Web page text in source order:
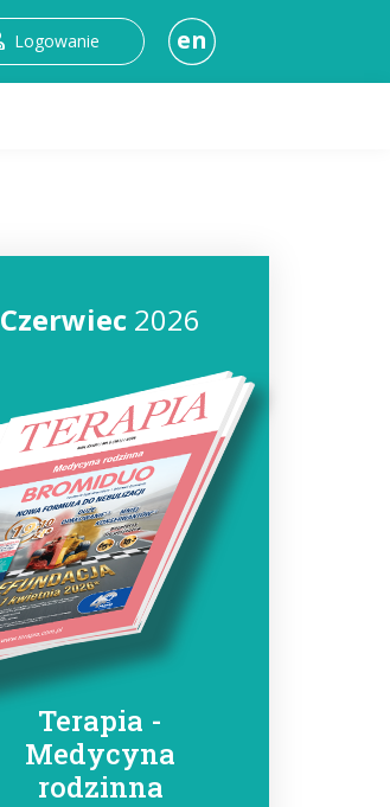
Logowanie en
Czerwiec 2026
Terapia -
Medycyna
rodzinna